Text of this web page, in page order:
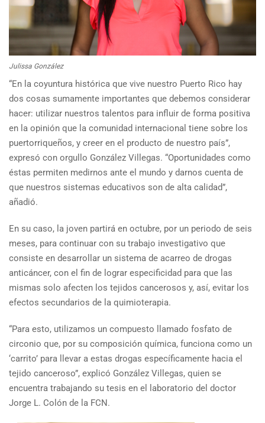
Julissa González
“En la coyuntura histórica que vive nuestro Puerto Rico hay
dos cosas sumamente importantes que debemos considerar
hacer: utilizar nuestros talentos para influir de forma positiva
en la opinión que la comunidad internacional tiene sobre los
puertorriqueños, y creer en el producto de nuestro país”,
expresó con orgullo González Villegas. “Oportunidades como
éstas permiten medirnos ante el mundo y darnos cuenta de
que nuestros sistemas educativos son de alta calidad”,
añadió.
En su caso, la joven partirá en octubre, por un periodo de seis
meses, para continuar con su trabajo investigativo que
consiste en desarrollar un sistema de acarreo de drogas
anticáncer, con el fin de lograr especificidad para que las
mismas solo afecten los tejidos cancerosos y, así, evitar los
efectos secundarios de la quimioterapia.
“Para esto, utilizamos un compuesto llamado fosfato de
circonio que, por su composición química, funciona como un
‘carrito’ para llevar a estas drogas específicamente hacia el
tejido canceroso”, explicó González Villegas, quien se
encuentra trabajando su tesis en el laboratorio del doctor
Jorge L. Colón de la FCN.